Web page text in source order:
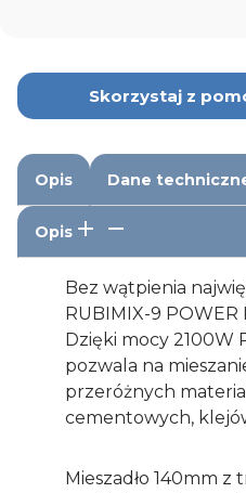
Skorzystaj z
Opis Dane
Opis
Bez wątpienia
RUBIMIX-9 POWER
Dzięki mocy 2100W
pozwala na
przeróżnych
cementowych,
Mieszadło 140mm z